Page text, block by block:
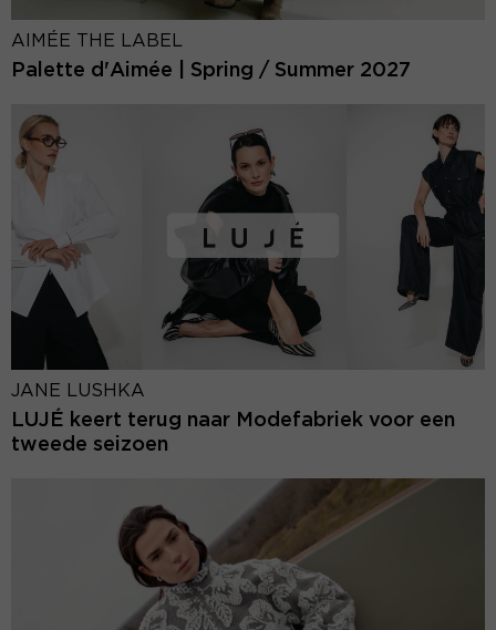
AIMÉE THE LABEL
Palette d'Aimée | Spring / Summer 2027
JANE LUSHKA
LUJÉ keert terug naar Modefabriek voor een
tweede seizoen